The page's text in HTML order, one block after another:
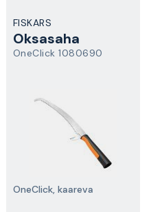
FISKARS
Oksasaha
OneClick 1080690
OneClick, kaareva